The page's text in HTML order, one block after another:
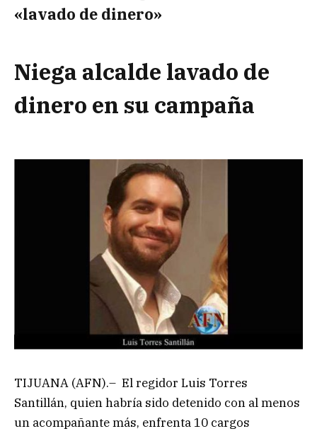
«lavado de dinero»
Niega alcalde lavado de
dinero en su campaña
TIJUANA (AFN).– El regidor Luis Torres
Santillán, quien habría sido detenido con al menos
un acompañante más, enfrenta 10 cargos